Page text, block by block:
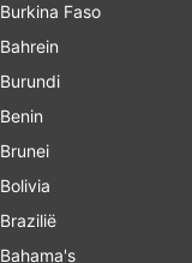
Burkina Faso
Bahrein
Burundi
Benin
Brunei
Bolivia
Brazilië
Bahama's